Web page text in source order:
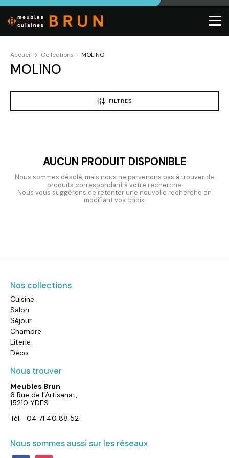
Accueil Collections MOLINO
MOLINO
FILTRES
AUCUN PRODUIT DISPONIBLE
Nous sommes désolé, mais nous ne parvenons pas à trouver de
produits correspondant à votre recherche.
Nous vous suggérons de retenter une nouvelle recherche en
modifiant vos choix.
Nos collections
Cuisine
Salon
Séjour
Chambre
Literie
Déco
Nous trouver
Meubles Brun
6 Rue de l’Artisanat,
15210 YDES
Tél. : 04 71 40 88 52
Nous sommes aussi sur les réseaux